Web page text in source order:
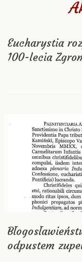
Eucharystia
100-lecia
odpustem